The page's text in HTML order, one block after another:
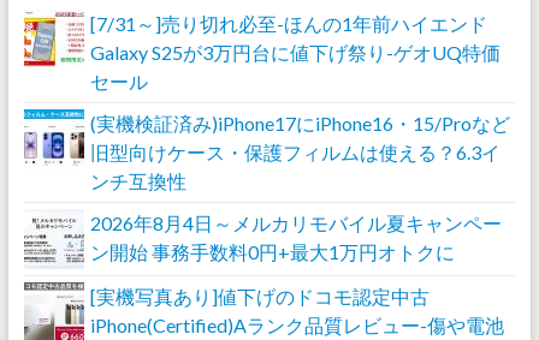
[7/31～]売り切れ必至-ほんの1年前ハイエンド
Galaxy S25が3万円台に値下げ祭り-ゲオUQ特価
セール
(実機検証済み)iPhone17にiPhone16・15/Proなど
旧型向けケース・保護フィルムは使える？6.3イ
ンチ互換性
2026年8月4日～メルカリモバイル夏キャンペー
ン開始 事務手数料0円+最大1万円オトクに
[実機写真あり]値下げのドコモ認定中古
iPhone(Certified)Aランク品質レビュー-傷や電池